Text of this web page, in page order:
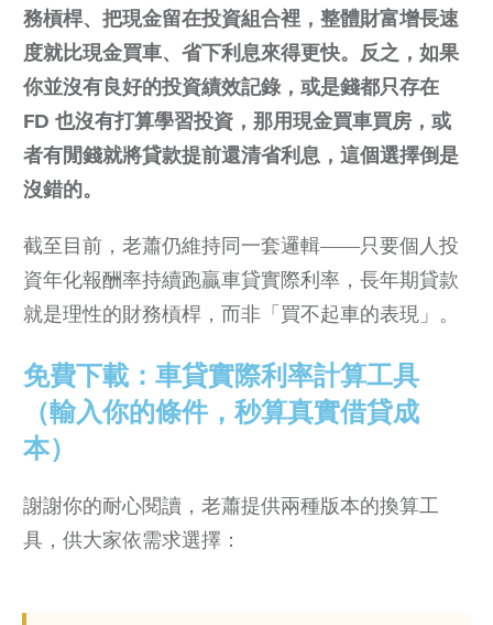
務槓桿、把現金留在投資組合裡，整體財富增長速
度就比現金買車、省下利息來得更快。反之，如果
你並沒有良好的投資績效記錄，或是錢都只存在
FD 也沒有打算學習投資，那用現金買車買房，或
者有閒錢就將貸款提前還清省利息，這個選擇倒是
沒錯的。
截至目前，老蕭仍維持同一套邏輯——只要個人投
資年化報酬率持續跑贏車貸實際利率，長年期貸款
就是理性的財務槓桿，而非「買不起車的表現」。
免費下載：車貸實際利率計算工具
（輸入你的條件，秒算真實借貸成
本）
謝謝你的耐心閱讀，老蕭提供兩種版本的換算工
具，供大家依需求選擇：